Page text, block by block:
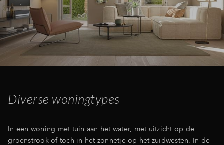
Diverse woningtypes
In een woning met tuin aan het water, met uitzicht op de
groenstrook of toch in het zonnetje op het zuidwesten. In de